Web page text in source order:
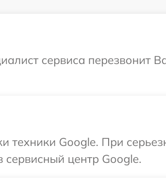
сервиса перезвонит
техники Google. При
сервисный центр Google.